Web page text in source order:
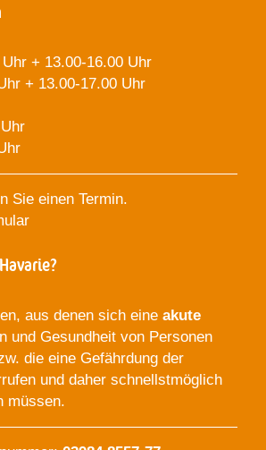
+ 13.00-16.00 Uhr
+ 13.00-17.00 Uhr
Sie einen Termin.
aus denen sich eine akute
und Gesundheit von Personen
die eine Gefährdung der
und daher schnellstmöglich
müssen.